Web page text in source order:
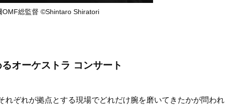
OMF総監督 ©Shintaro Shiratori
オーケストラ コンサート
れぞれが拠点とする現場でどれだけ腕を磨いてきたかが問われ